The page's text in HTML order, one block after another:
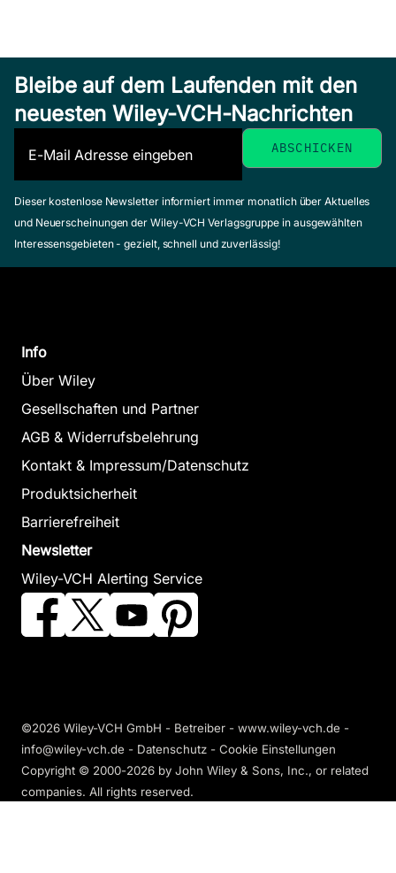
Bleibe auf dem Laufenden mit den
neuesten Wiley-VCH-Nachrichten
Dieser kostenlose Newsletter informiert immer monatlich über Aktuelles
und Neuerscheinungen der Wiley-VCH Verlagsgruppe in ausgewählten
Interessensgebieten - gezielt, schnell und zuverlässig!
Info
Über Wiley
Gesellschaften und Partner
AGB & Widerrufsbelehrung
Kontakt & Impressum/Datenschutz
Produktsicherheit
Barrierefreiheit
Newsletter
Wiley-VCH Alerting Service
©2026 Wiley-VCH GmbH - Betreiber - www.wiley-vch.de -
info@wiley-vch.de - Datenschutz - Cookie Einstellungen
Copyright © 2000-2026 by John Wiley & Sons, Inc., or related
companies. All rights reserved.